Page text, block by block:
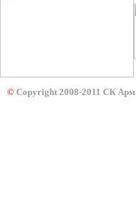
© Copyright 2008-2011 СК